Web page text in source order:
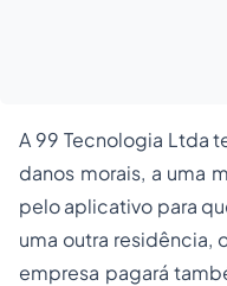
A 99 Tecnologia Ltda
danos morais, a uma
pelo aplicativo para
uma outra residência,
empresa pagará